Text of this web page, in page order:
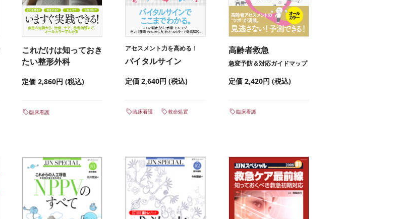
これだけは知っておき
たい整形外科
定価 2,860円 (税込)
臨床看護
アセスメント力を高める！
バイタルサイン
定価 2,640円 (税込)
臨床看護 救命処置
高齢者救急
急変予防＆対応ガイドマップ
定価 2,420円 (税込)
臨床看護